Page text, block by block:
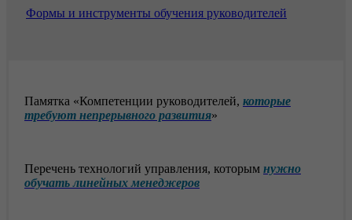
Формы и инструменты обучения руководителей
Памятка «Компетенции руководителей, которые
требуют непрерывного развития»
Перечень технологий управления, которым нужно
обучать линейных менеджеров